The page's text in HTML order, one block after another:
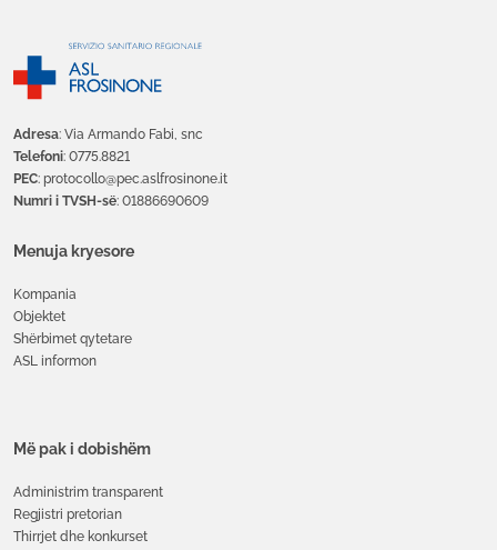
Adresa: Via Armando Fabi, snc
Telefoni: 0775.8821
PEC: protocollo@pec.aslfrosinone.it
Numri i TVSH-së: 01886690609
Menuja kryesore
Kompania
Objektet
Shërbimet qytetare
ASL informon
Më pak i dobishëm
Administrim transparent
Regjistri pretorian
Thirrjet dhe konkurset